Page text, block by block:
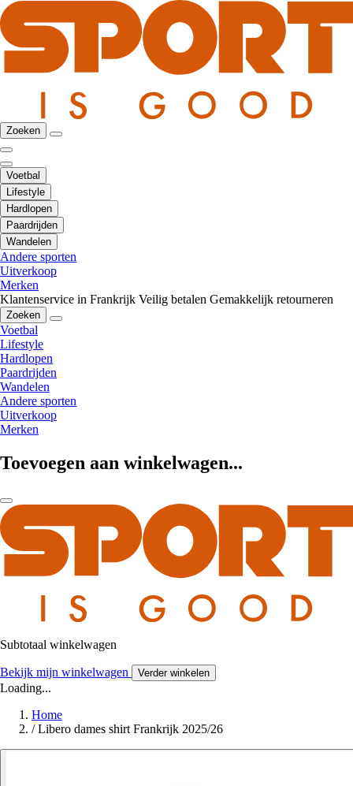
Zoeken
Voetbal
Lifestyle
Hardlopen
Paardrijden
Wandelen
Andere sporten
Uitverkoop
Merken
Klantenservice in Frankrijk Veilig betalen Gemakkelijk retourneren
Zoeken
Voetbal
Lifestyle
Hardlopen
Paardrijden
Wandelen
Andere sporten
Uitverkoop
Merken
Toevoegen aan winkelwagen...
Subtotaal winkelwagen
Bekijk mijn winkelwagen Verder winkelen
Loading...
Home
/ Libero dames shirt Frankrijk 2025/26